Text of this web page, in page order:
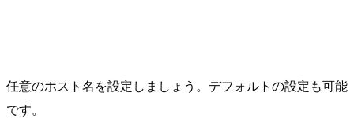
任意のホスト名を設定しましょう。デフォルトの設定も可能
です。